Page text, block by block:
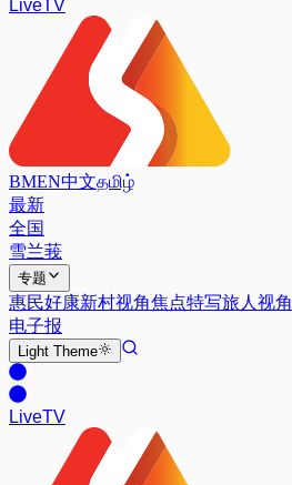
LiveTV
BMEN中文தமிழ்
最新
全国
雪兰莪
专题
惠民好康新村视角焦点特写旅人视角
电子报
Light Theme
LiveTV